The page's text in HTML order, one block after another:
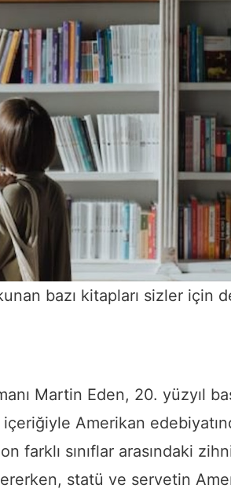
bazı kitapları sizler için
Martin Eden, 20. yüzyıl
Amerikan
farklı sınıflar arasındaki
statü ve servetin